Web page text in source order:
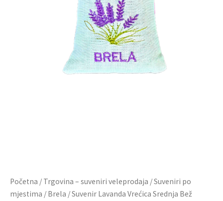
Početna / Trgovina – suveniri veleprodaja /Suveniri po
mjestima / Brela / Suvenir Lavanda Vrećica Srednja Bež